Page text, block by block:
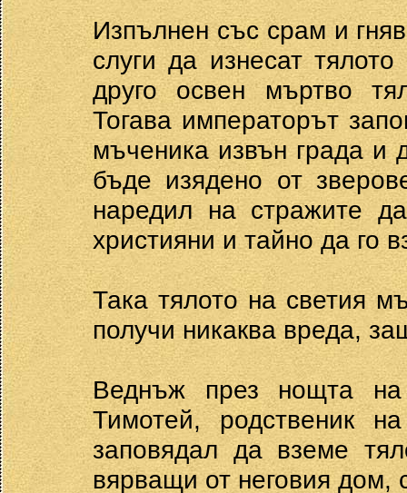
Изпълнен със срам и
слуги да изнесат
друго освен мъртво
Тогава императорът
мъченика извън града и
бъде изядено от
наредил на стражите
християни и тайно да го
Така тялото на светия
получи никаква вреда,
Веднъж през нощта
Тимотей, родственик
заповядал да вземе
вярващи от неговия дом,